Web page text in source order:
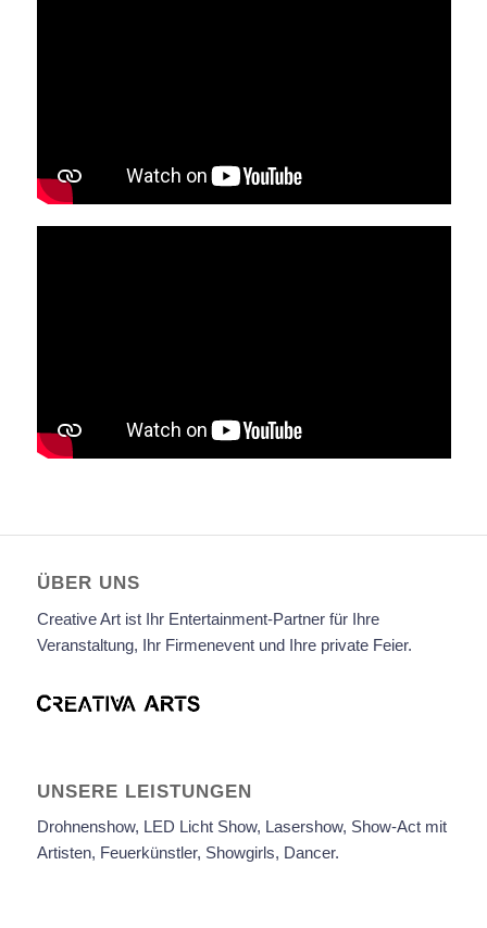
ÜBER UNS
Creative Art ist Ihr Entertainment-Partner für Ihre
Veranstaltung, Ihr Firmenevent und Ihre private Feier.
UNSERE LEISTUNGEN
Drohnenshow, LED Licht Show, Lasershow, Show-Act mit
Artisten, Feuerkünstler, Showgirls, Dancer.